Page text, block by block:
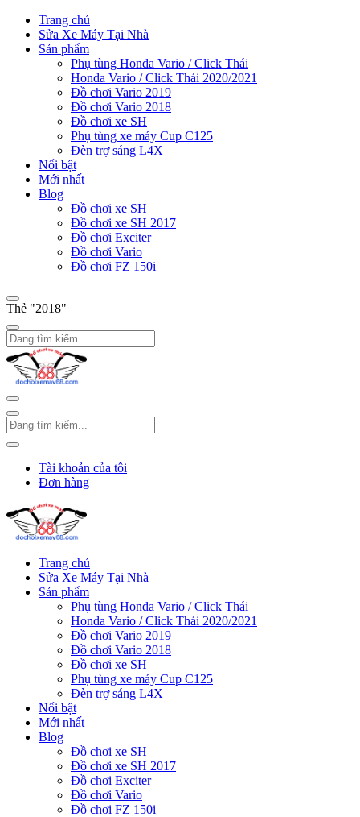
Trang chủ
Sửa Xe Máy Tại Nhà
Sản phẩm
Phụ tùng Honda Vario / Click Thái
Honda Vario / Click Thái 2020/2021
Đồ chơi Vario 2019
Đồ chơi Vario 2018
Đồ chơi xe SH
Phụ tùng xe máy Cup C125
Đèn trợ sáng L4X
Nổi bật
Mới nhất
Blog
Đồ chơi xe SH
Đồ chơi xe SH 2017
Đồ chơi Exciter
Đồ chơi Vario
Đồ chơi FZ 150i
Thẻ "2018"
Tài khoản của tôi
Đơn hàng
Trang chủ
Sửa Xe Máy Tại Nhà
Sản phẩm
Phụ tùng Honda Vario / Click Thái
Honda Vario / Click Thái 2020/2021
Đồ chơi Vario 2019
Đồ chơi Vario 2018
Đồ chơi xe SH
Phụ tùng xe máy Cup C125
Đèn trợ sáng L4X
Nổi bật
Mới nhất
Blog
Đồ chơi xe SH
Đồ chơi xe SH 2017
Đồ chơi Exciter
Đồ chơi Vario
Đồ chơi FZ 150i